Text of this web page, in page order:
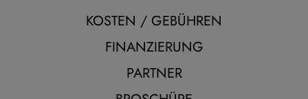
KOSTEN / GEBÜHREN
FINANZIERUNG
PARTNER